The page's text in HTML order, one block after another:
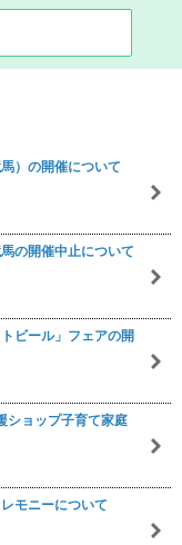
）の開催について
の開催中止について
ビール」フェアの開
ショップ子育て家庭
モニーについて